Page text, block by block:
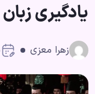
یادگیری زبان
زهرا معزی